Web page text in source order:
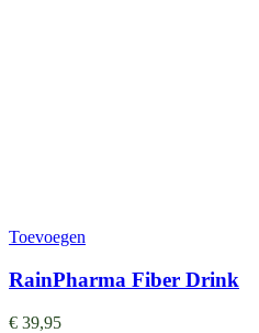
Toevoegen
RainPharma Fiber Drink
€ 39,95